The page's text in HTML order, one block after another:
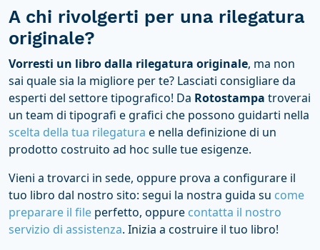
A chi rivolgerti per una rilegatura
originale?
Vorresti un libro dalla rilegatura originale, ma non
sai quale sia la migliore per te? Lasciati consigliare da
esperti del settore tipografico! Da Rotostampa troverai
un team di tipografi e grafici che possono guidarti nella
scelta della tua rilegatura e nella definizione di un
prodotto costruito ad hoc sulle tue esigenze.
Vieni a trovarci in sede, oppure prova a configurare il
tuo libro dal nostro sito: segui la nostra guida su come
preparare il file perfetto, oppure contatta il nostro
servizio di assistenza. Inizia a costruire il tuo libro!